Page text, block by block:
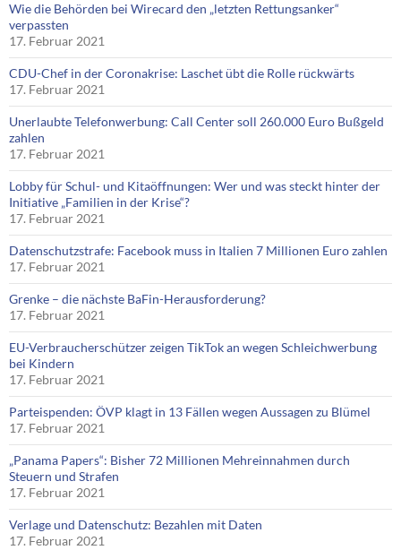
Wie die Behörden bei Wirecard den „letzten Rettungsanker“
verpassten
17. Februar 2021
CDU-Chef in der Coronakrise: Laschet übt die Rolle rückwärts
17. Februar 2021
Unerlaubte Telefonwerbung: Call Center soll 260.000 Euro Bußgeld
zahlen
17. Februar 2021
Lobby für Schul- und Kitaöffnungen: Wer und was steckt hinter der
Initiative „Familien in der Krise“?
17. Februar 2021
Datenschutzstrafe: Facebook muss in Italien 7 Millionen Euro zahlen
17. Februar 2021
Grenke – die nächste BaFin-Herausforderung?
17. Februar 2021
EU-Verbraucherschützer zeigen TikTok an wegen Schleichwerbung
bei Kindern
17. Februar 2021
Parteispenden: ÖVP klagt in 13 Fällen wegen Aussagen zu Blümel
17. Februar 2021
„Panama Papers“: Bisher 72 Millionen Mehreinnahmen durch
Steuern und Strafen
17. Februar 2021
Verlage und Datenschutz: Bezahlen mit Daten
17. Februar 2021